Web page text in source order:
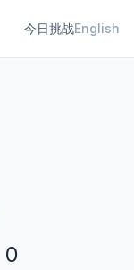
今日挑战English
0